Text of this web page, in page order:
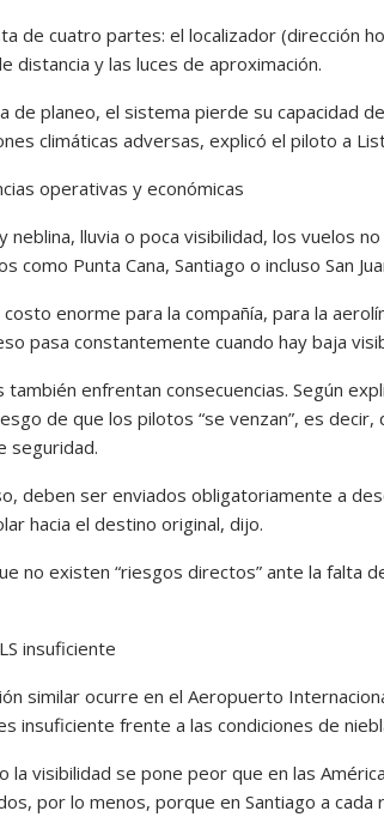
de cuatro partes: el localizador (dirección
distancia y las luces de aproximación.
de planeo, el sistema pierde su capacidad
climáticas adversas, explicó el piloto a
operativas y económicas
neblina, lluvia o poca visibilidad, los vuelos
como Punta Cana, Santiago o incluso San
costo enorme para la compañía, para la
pasa constantemente cuando hay baja
también enfrentan consecuencias. Según
de que los pilotos “se venzan”, es
seguridad.
deben ser enviados obligatoriamente a
hacia el destino original, dijo.
no existen “riesgos directos” ante la falta
insuficiente
similar ocurre en el Aeropuerto
insuficiente frente a las condiciones de
la visibilidad se pone peor que en las
por lo menos, porque en Santiago a